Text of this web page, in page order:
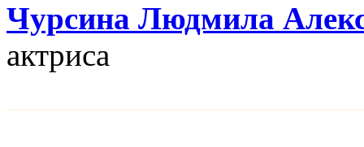
Чурсина Людмила
актриса